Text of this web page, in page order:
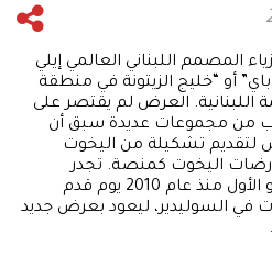
المصمم اللبناني العالمي إيلي
أو “خليج الزيتونة في منطقة
العرض لم يقتصر على
من مجموعات عديدة سبق أن
تشكيلة من اليخوت
حيث استخدمت 3 عارضات اليخوت كمنصة. تجدر
الإشارة أن عرض الأزياء هذا هو الأول منذ عام 2010 يوم قدم
السوليدير، ليعود بعرض جديد